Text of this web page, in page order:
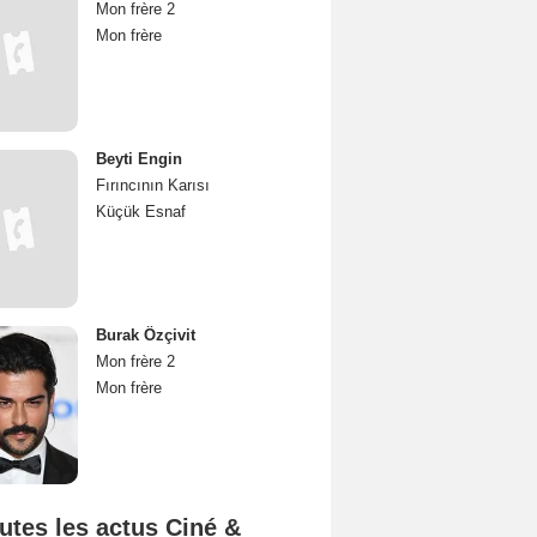
Mon frère 2
Mon frère
Beyti Engin
Fırıncının Karısı
Küçük Esnaf
Burak Özçivit
Mon frère 2
Mon frère
les actus Ciné &